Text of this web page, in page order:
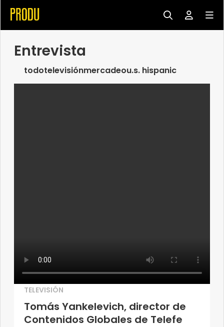
Entrevista
todotelevisiónmercadeou.s. hispanic
TELEVISIÓN
Tomás Yankelevich, director de
Contenidos Globales de Telefe